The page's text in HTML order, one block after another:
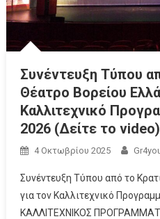
Συνέντευξη Τύπου
Θέατρο Βορείου
Καλλιτεχνικό
2026 (Δείτε το video)
4 Οκτωβρίου 2025
Συνέντευξη Τύπου από το
για τον Καλλιτεχνικό
ΚΑΛΛΙΤΕΧΝΙΚΟΣ